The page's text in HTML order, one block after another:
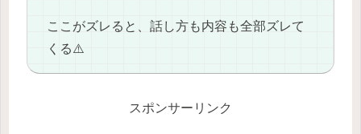
ここがズレると、話し方も内容も全部ズレて
くる⚠️
スポンサーリンク